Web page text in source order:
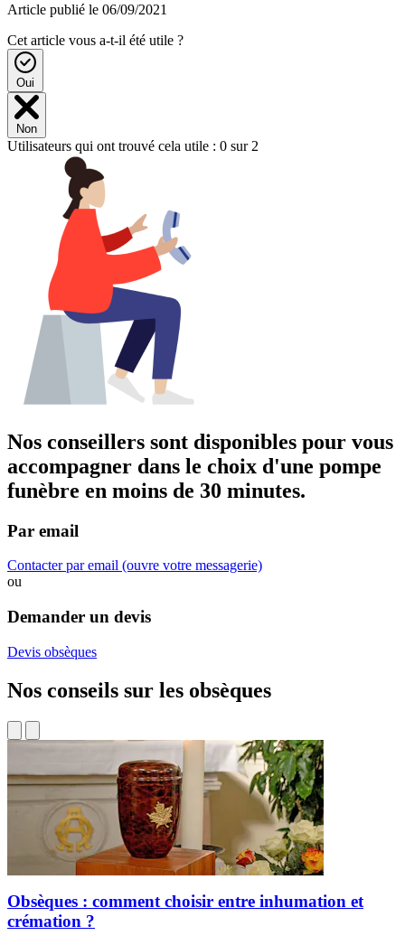
Article publié le 06/09/2021
Cet article vous a-t-il été utile ?
Oui
Non
Utilisateurs qui ont trouvé cela utile : 0 sur 2
Nos conseillers sont disponibles pour vous
accompagner dans le choix d'une pompe
funèbre en moins de 30 minutes.
Par email
Contacter par email (ouvre votre messagerie)
ou
Demander un devis
Devis obsèques
Nos conseils sur les obsèques
Obsèques : comment choisir entre inhumation et
crémation ?